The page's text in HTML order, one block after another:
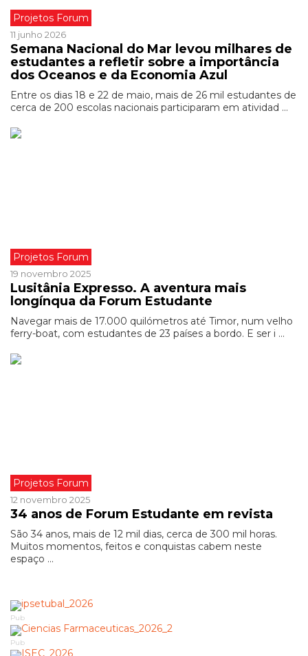
Projetos Forum
11 junho 2026
Semana Nacional do Mar levou milhares de
estudantes a refletir sobre a importância
dos Oceanos e da Economia Azul
Entre os dias 18 e 22 de maio, mais de 26 mil estudantes de
cerca de 200 escolas nacionais participaram em atividad ...
Projetos Forum
19 novembro 2025
Lusitânia Expresso. A aventura mais
longínqua da Forum Estudante
Navegar mais de 17.000 quilómetros até Timor, num velho
ferry-boat, com estudantes de 23 países a bordo. E ser i ...
Projetos Forum
12 novembro 2025
34 anos de Forum Estudante em revista
São 34 anos, mais de 12 mil dias, cerca de 300 mil horas.
Muitos momentos, feitos e conquistas cabem neste
espaço ...
Pub
Pub